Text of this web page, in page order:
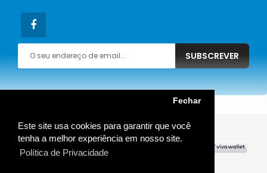
Este site usa cookies para garantir que você
tenha a melhor experiência em nosso site.
Política de Privacidade
Fechar
SUBSCREVER
MOSTRAR MAIS